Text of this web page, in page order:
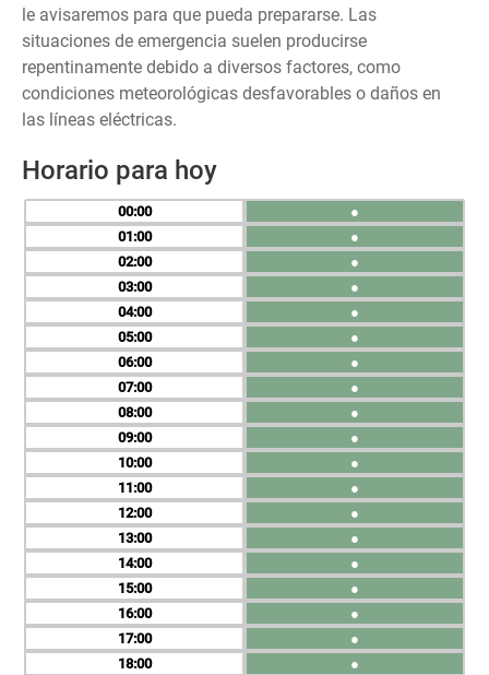
le avisaremos para que pueda prepararse. Las
situaciones de emergencia suelen producirse
repentinamente debido a diversos factores, como
condiciones meteorológicas desfavorables o daños en
las líneas eléctricas.
Horario para hoy
00
01
02
03
04
05
06
07
08
09
10
11
12
13
14
15
16
17
18
●
●
●
●
●
●
●
●
●
●
●
●
●
●
●
●
●
●
●